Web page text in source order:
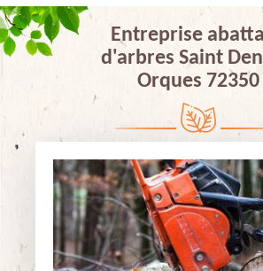
Entreprise
d'arbres Saint
Orques 72350